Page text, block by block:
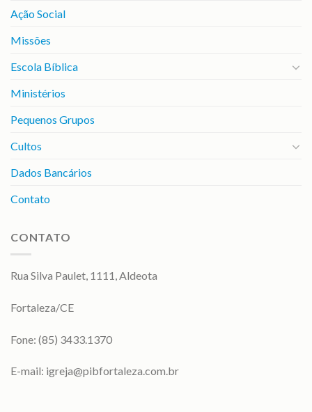
Ação Social
Missões
Escola Bíblica
Ministérios
Pequenos Grupos
Cultos
Dados Bancários
Contato
CONTATO
Rua Silva Paulet, 1111, Aldeota
Fortaleza/CE
Fone: (85) 3433.1370
E-mail: igreja@pibfortaleza.com.br